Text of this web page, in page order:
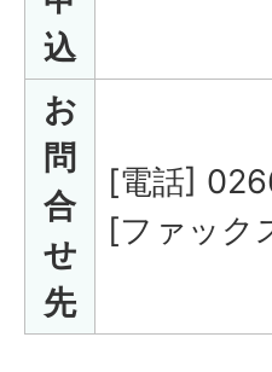
込
お
問
合
せ
先
[電話]
[ファッ